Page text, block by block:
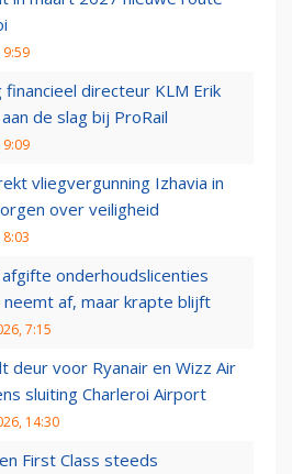
financieel directeur KLM Erik
de slag bij ProRail
vliegvergunning Izhavia in
over veiligheid
onderhoudslicenties
af, maar krapte blijft
7:15
deur voor Ryanair en Wizz Air
sluiting Charleroi Airport
14:30
First Class steeds